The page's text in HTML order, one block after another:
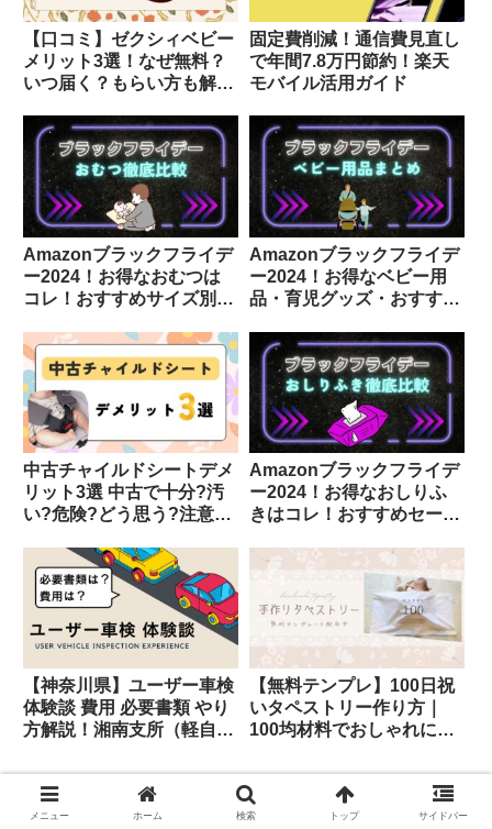
【口コミ】ゼクシィベビー
メリット3選！なぜ無料？
いつ届く？もらい方も解
固定費削減！通信費見直し
で年間7.8万円節約！楽天
モバイル活用ガイド
Amazonブラックフライデ
ー2024！お得なおむつは
コレ！おすすめサイズ別セ
Amazonブラックフライデ
ー2024！お得なベビー用
品・育児グッズ・おすすめ
最適
中古チャイルドシートデメ
リット3選 中古で十分?汚
い?危険?どう思う?注意点
Amazonブラックフライデ
ー2024！お得なおしりふ
きはコレ！おすすめセール
【神奈川県】ユーザー車検
体験談 費用 必要書類 やり
方解説！湘南支所（軽自動
【無料テンプレ】100日祝
いタペストリー作り方｜
100均材料でおしゃれに手
スポンサーリンク
メニュー ホーム 検索 トップ サイドバー